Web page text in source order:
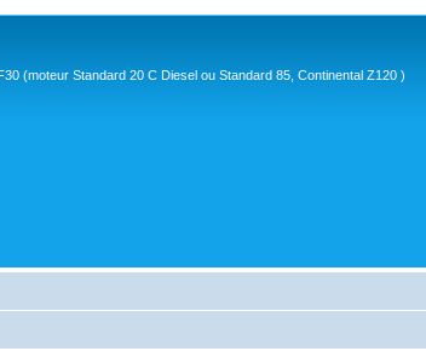
(moteur Standard 20 C Diesel ou Standard 85, Continental Z120 )